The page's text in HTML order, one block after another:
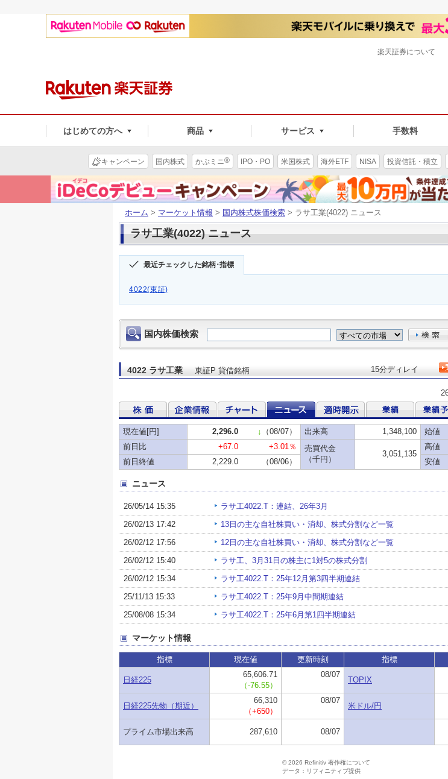
はじめての方へ 商品 サービス 手数料
楽天証券について
キャンペーン 国内株式 かぶミニ® IPO・PO 米国株式 海外ETF NISA 投資信託・積立
ホーム > マーケット情報 > 国内株式株価検索 > ラサ工業(4022) ニュース
ラサ工業(4022) ニュース
最近チェックした銘柄･指標
4022(東証)